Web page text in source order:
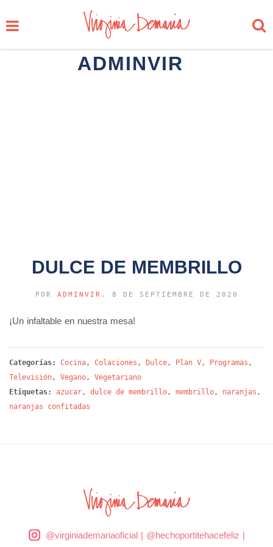
ADMINVIR
DULCE DE MEMBRILLO
POR ADMINVIR , 8 DE SEPTIEMBRE DE 2020
¡Un infaltable en nuestra mesa!
Categorías: Cocina , Colaciones , Dulce , Plan V , Programas ,
Televisión , Vegano , Vegetariano
Etiquetas:
azucar , dulce de membrillo , membrillo , naranjas ,
naranjas confitadas
@virginiademariaoficial| @hechoportitehacefeliz |